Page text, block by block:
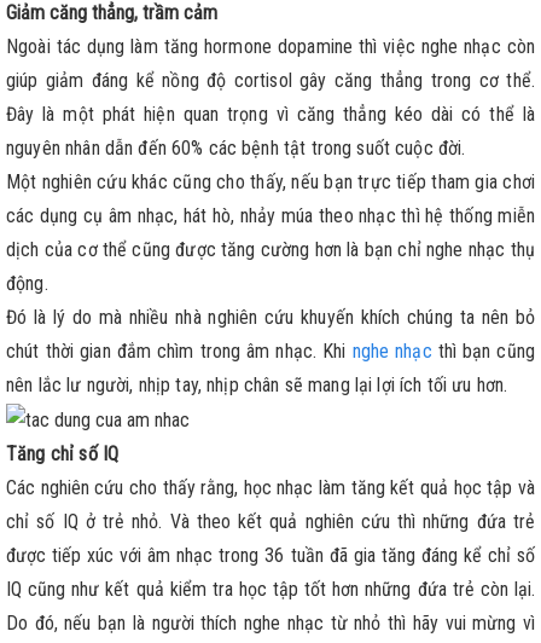
Giảm căng thẳng, trầm cảm
Ngoài tác dụng làm tăng hormone dopamine thì việc nghe nhạc còn
giúp giảm đáng kể nồng độ cortisol gây căng thẳng trong cơ thể.
Đây là một phát hiện quan trọng vì căng thẳng kéo dài có thể là
nguyên nhân dẫn đến 60% các bệnh tật trong suốt cuộc đời.
Một nghiên cứu khác cũng cho thấy, nếu bạn trực tiếp tham gia chơi
các dụng cụ âm nhạc, hát hò, nhảy múa theo nhạc thì hệ thống miễn
dịch của cơ thể cũng được tăng cường hơn là bạn chỉ nghe nhạc thụ
động.
Đó là lý do mà nhiều nhà nghiên cứu khuyến khích chúng ta nên bỏ
chút thời gian đắm chìm trong âm nhạc. Khi nghe nhạc thì bạn cũng
nên lắc lư người, nhịp tay, nhịp chân sẽ mang lại lợi ích tối ưu hơn.
Tăng chỉ số IQ
Các nghiên cứu cho thấy rằng, học nhạc làm tăng kết quả học tập và
chỉ số IQ ở trẻ nhỏ. Và theo kết quả nghiên cứu thì những đứa trẻ
được tiếp xúc với âm nhạc trong 36 tuần đã gia tăng đáng kể chỉ số
IQ cũng như kết quả kiểm tra học tập tốt hơn những đứa trẻ còn lại.
Do đó, nếu bạn là người thích nghe nhạc từ nhỏ thì hãy vui mừng vì